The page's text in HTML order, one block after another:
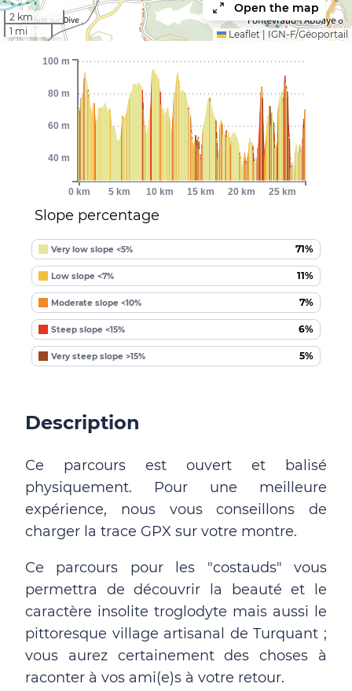
2 km
1 mi
Open the map
Leaflet | IGN-F/Géoportail
Slope percentage
Very low slope <5% 71%
Low slope <7% 11%
Moderate slope <10% 7%
Steep slope <15% 6%
Very steep slope >15% 5%
0 km 5 km 10 km 15 km 20 km 25 km
40 m
60 m
80 m
100 m
Description
Ce parcours est ouvert et balisé
physiquement. Pour une meilleure
expérience, nous vous conseillons de
charger la trace GPX sur votre montre.
Ce parcours pour les "costauds" vous
permettra de découvrir la beauté et le
caractère insolite troglodyte mais aussi le
pittoresque village artisanal de Turquant ;
vous aurez certainement des choses à
raconter à vos ami(e)s à votre retour.